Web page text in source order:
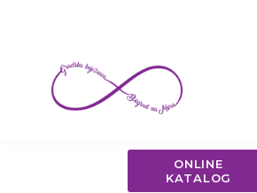
ONLINE
KATALOG